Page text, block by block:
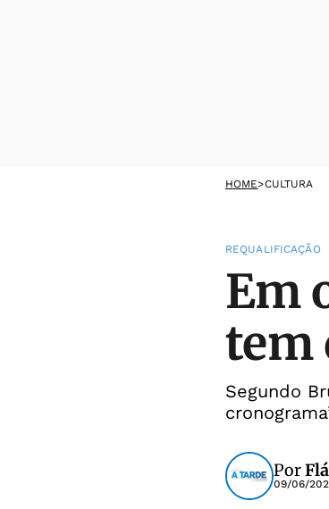
HOME>CULTURA
REQUALIFICAÇÃO
Em
tem
Segundo
Por
09/06/